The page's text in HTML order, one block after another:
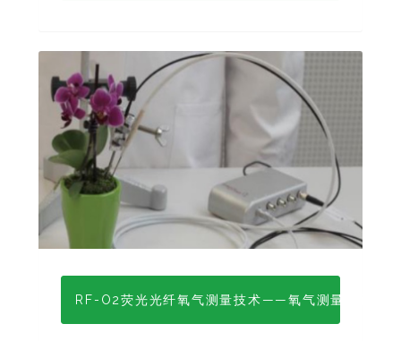
RF-O2荧光光纤氧气测量技术——氧气测量全面解